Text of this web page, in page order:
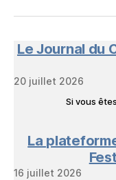
NeL
Le Journal du
20 juillet 2026
Si vous
La
16 juillet 2026